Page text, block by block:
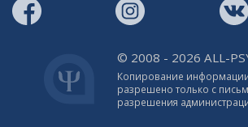
© 2008 - 2026 ALL-
Копирование информации
разрешено только с
разрешения